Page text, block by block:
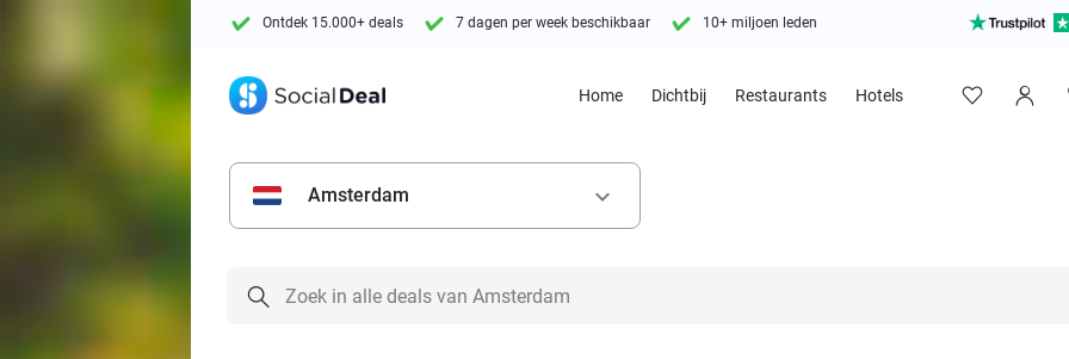
Ontdek 15.000+ deals 7 dagen per week beschikbaar 10+ miljoen leden
Home Dichtbij Restaurants Hotels
Amsterdam keyboard_arrow_down